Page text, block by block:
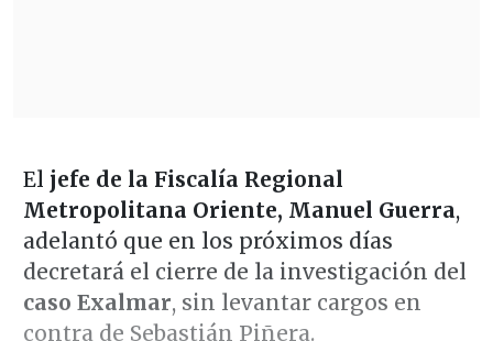
El jefe de la Fiscalía Regional
Metropolitana Oriente, Manuel Guerra,
adelantó que en los próximos días
decretará el cierre de la investigación del
caso Exalmar, sin levantar cargos en
contra de Sebastián Piñera.